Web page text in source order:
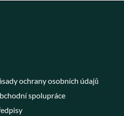
ochrany osobních údajů
spolupráce